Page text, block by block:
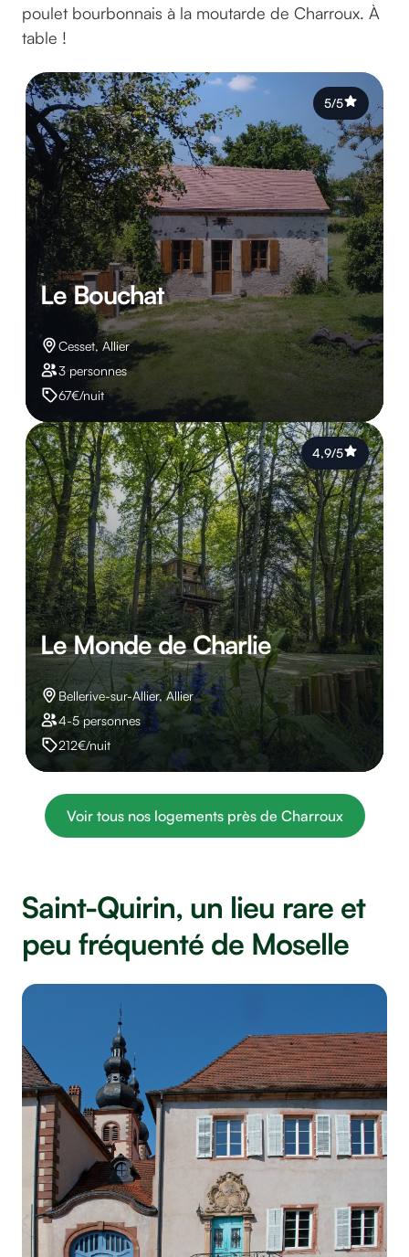
poulet bourbonnais à la moutarde de Charroux. À
table !
Le Bouchat
Cesset, Allier
3 personnes
67€/nuit
5/5
Le Monde de Charlie
Bellerive-sur-Allier, Allier
4-5 personnes
212€/nuit
4,9/5
Voir tous nos logements près de Charroux
Saint-Quirin, un lieu rare et
peu fréquenté de Moselle